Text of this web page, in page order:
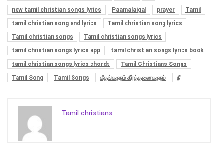
new tamil christian songs lyrics
Paamalaigal prayer
Tamil
tamil christian song and lyrics
Tamil christian song lyrics
Tamil christian songs
Tamil christian songs lyrics
tamil christian songs lyrics app
tamil christian songs lyrics book
tamil christian songs lyrics chords
Tamil Christians Songs
Tamil Song
Tamil Songs கீதங்களும் கீர்த்தனைகளும் நீ
Tamil christians